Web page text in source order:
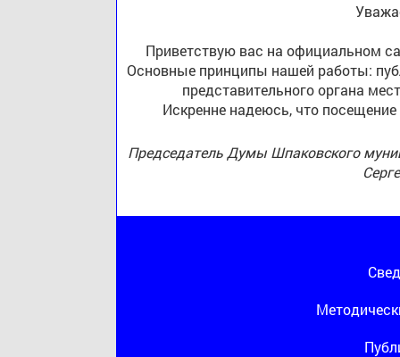
Приветствую вас на официальном
Основные принципы нашей работы:
представительного органа
Искренне надеюсь, что
Председатель Думы Шпаковского